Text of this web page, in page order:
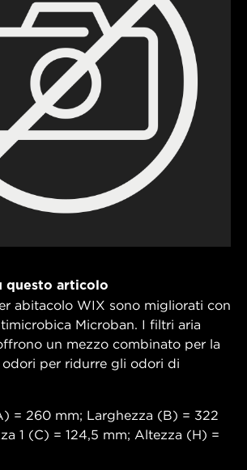
questo articolo
abitacolo WIX sono migliorati con
Microban. I filtri aria
un mezzo combinato per la
per ridurre gli odori di
= 260 mm; Larghezza (B) = 322
1 (C) = 124,5 mm; Altezza (H) =